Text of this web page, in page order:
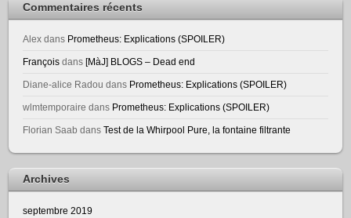
Commentaires récents
Alex dans Prometheus: Explications (SPOILER)
François dans[MàJ] BLOGS – Dead end
Diane-alice Radou dans Prometheus: Explications (SPOILER)
wlmtemporaire dans Prometheus: Explications (SPOILER)
Florian Saab dansTest de la Whirpool Pure, la fontaine filtrante
Archives
septembre 2019